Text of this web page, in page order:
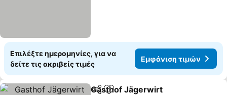
Επιλέξτε ημερομηνίες, για να
δείτε τις ακριβείς τιμές
Εμφάνιση τιμών
Gasthof Jägerwirt